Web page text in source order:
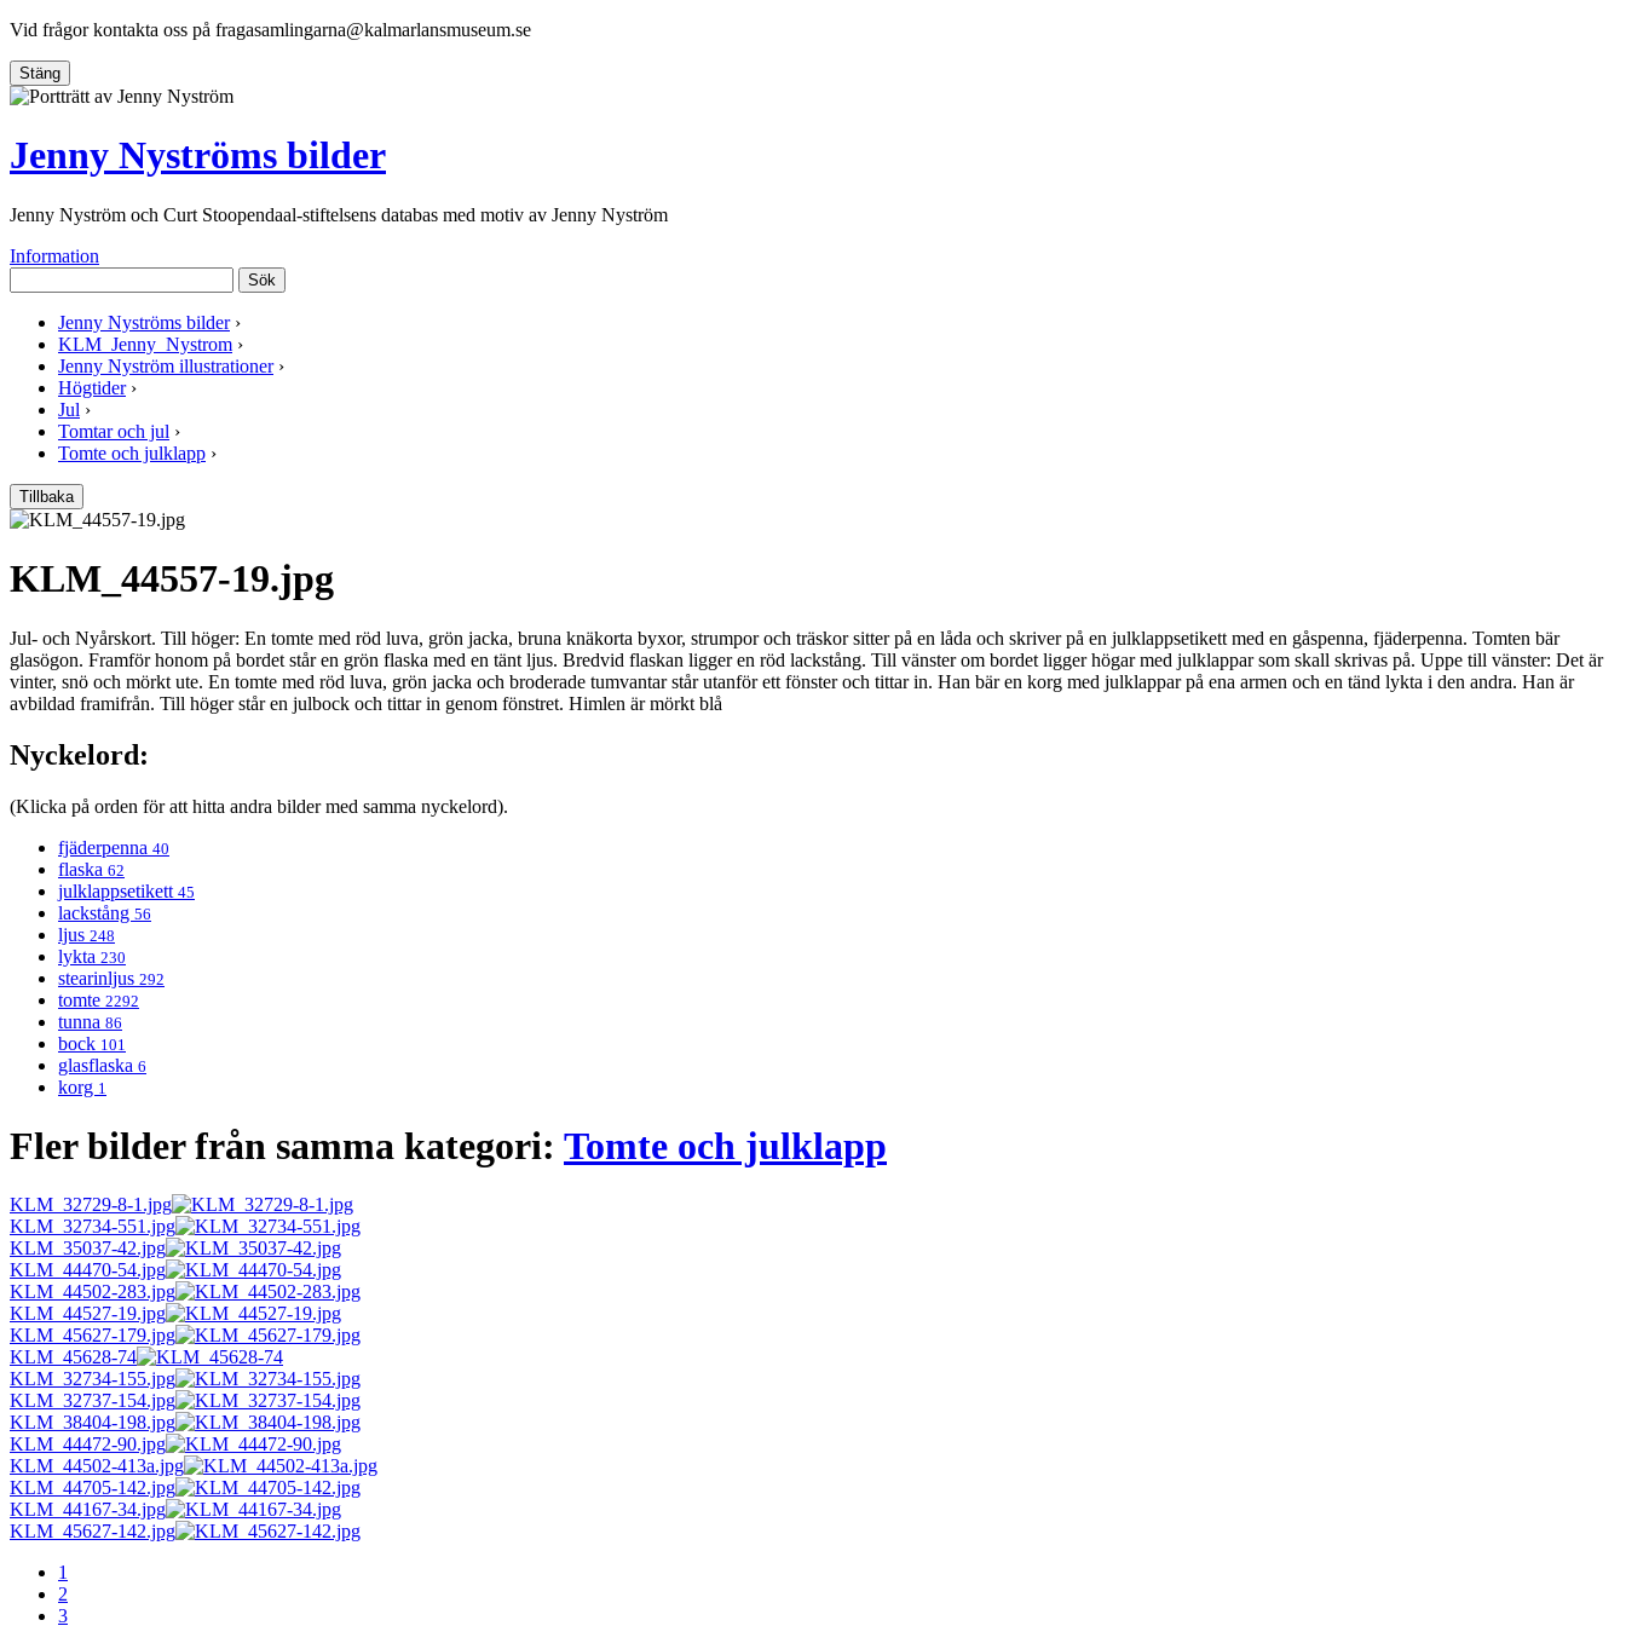
Vid frågor kontakta oss på fragasamlingarna@kalmarlansmuseum.se
Stäng
Jenny Nyströms bilder
Jenny Nyström och Curt Stoopendaal-stiftelsens databas med motiv av Jenny Nyström
Information
Sök
Jenny Nyströms bilder ›
KLM_Jenny_Nystrom ›
Jenny Nyström illustrationer ›
Högtider ›
Jul ›
Tomtar och jul ›
Tomte och julklapp ›
Tillbaka
KLM_44557-19.jpg
Jul- och Nyårskort. Till höger: En tomte med röd luva, grön jacka, bruna knäkorta byxor, strumpor och träskor sitter på en låda och skriver på en julklappsetikett med en gåspenna, fjäderpenna. Tomten bär
glasögon. Framför honom på bordet står en grön flaska med en tänt ljus. Bredvid flaskan ligger en röd lackstång. Till vänster om bordet ligger högar med julklappar som skall skrivas på. Uppe till vänster: Det är
vinter, snö och mörkt ute. En tomte med röd luva, grön jacka och broderade tumvantar står utanför ett fönster och tittar in. Han bär en korg med julklappar på ena armen och en tänd lykta i den andra. Han är
avbildad framifrån. Till höger står en julbock och tittar in genom fönstret. Himlen är mörkt blå
Nyckelord:
(Klicka på orden för att hitta andra bilder med samma nyckelord).
fjäderpenna 40
flaska 62
julklappsetikett 45
lackstång 56
ljus 248
lykta 230
stearinljus 292
tomte 2292
tunna 86
bock 101
glasflaska 6
korg 1
Fler bilder från samma kategori: Tomte och julklapp
KLM_32729-8-1.jpg
KLM_32734-551.jpg
KLM_35037-42.jpg
KLM_44470-54.jpg
KLM_44502-283.jpg
KLM_44527-19.jpg
KLM_45627-179.jpg
KLM_45628-74
KLM_32734-155.jpg
KLM_32737-154.jpg
KLM_38404-198.jpg
KLM_44472-90.jpg
KLM_44502-413a.jpg
KLM_44705-142.jpg
KLM_44167-34.jpg
KLM_45627-142.jpg
1
2
3